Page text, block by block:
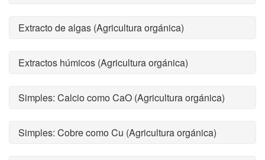
Extracto de algas (Agricultura orgánica)
Extractos húmicos (Agricultura orgánica)
Simples: Calcio como CaO (Agricultura orgánica)
Simples: Cobre como Cu (Agricultura orgánica)